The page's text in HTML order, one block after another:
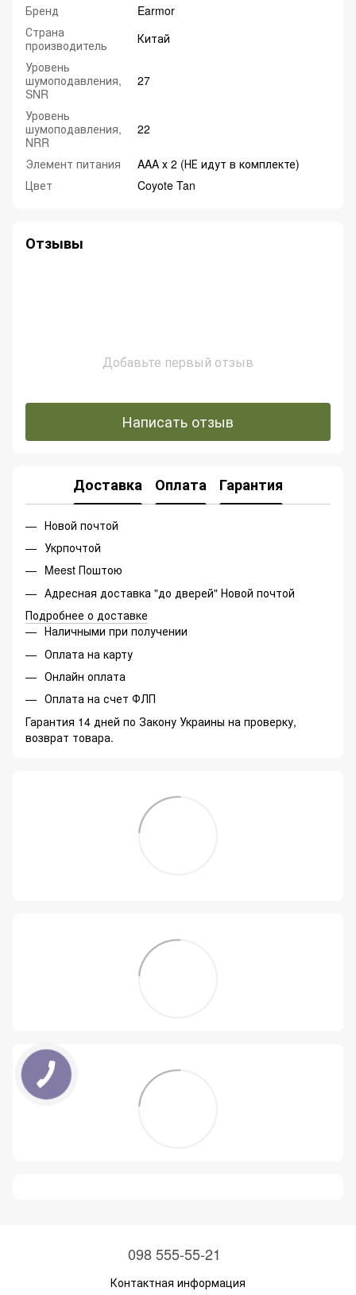
Бренд
Earmor
Страна
производитель
Китай
Уровень
шумоподавления,
SNR
27
Уровень
шумоподавления,
NRR
22
Элемент питания
AAA х 2 (НЕ идут в комплекте)
Цвет
Coyote Tan
Отзывы
Добавьте первый отзыв
Написать отзыв
Доставка Оплата Гарантия
Новой почтой
Укрпочтой
Meest Поштою
Адресная доставка "до дверей" Новой почтой
Подробнее о доставке
Наличными при получении
Оплата на карту
Онлайн оплата
Оплата на счет ФЛП
Гарантия 14 дней по Закону Украины на проверку,
возврат товара.
098 555-55-21
Контактная информация